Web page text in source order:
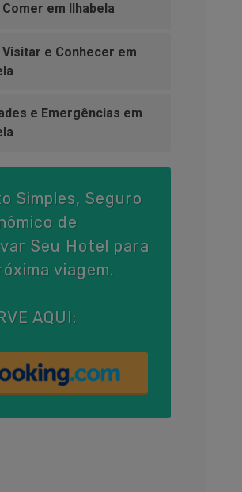
Comer em Ilhabela
Visitar e Conhecer em
e Emergências em
Simples, Seguro
de
Seu Hotel para
viagem.
AQUI: